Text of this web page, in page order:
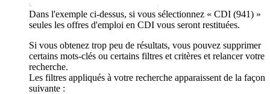
Dans l'exemple ci-dessus, si vous sélectionnez « CDI (941) »
seules les offres d'emploi en CDI vous seront restituées.
Si vous obtenez trop peu de résultats, vous pouvez supprimer
certains mots-clés ou certains filtres et critères et relancer votre
recherche.
Les filtres appliqués à votre recherche apparaissent de la façon
suivante :